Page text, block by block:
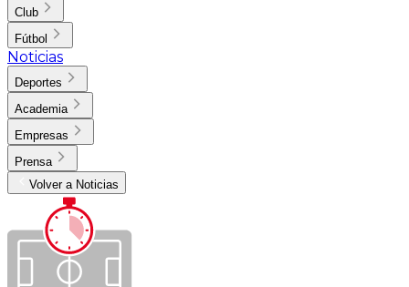
Club
Fútbol
Noticias
Deportes
Academia
Empresas
Prensa
Volver a Noticias